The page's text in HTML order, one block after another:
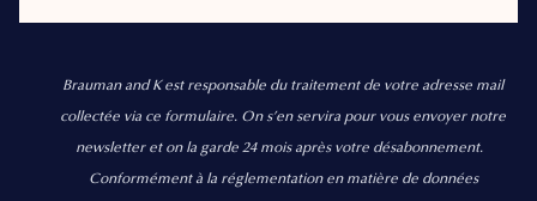
Brauman and K est responsable du traitement de votre adresse mail
collectée via ce formulaire. On s’en servira pour vous envoyer notre
newsletter et on la garde 24 mois après votre désabonnement.
Conformément à la réglementation en matière de données